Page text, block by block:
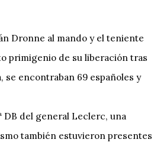
Dronne al mando y el teniente
primigenio de su liberación tras
se encontraban 69 españoles y
DB del general Leclerc, una
también estuvieron presentes